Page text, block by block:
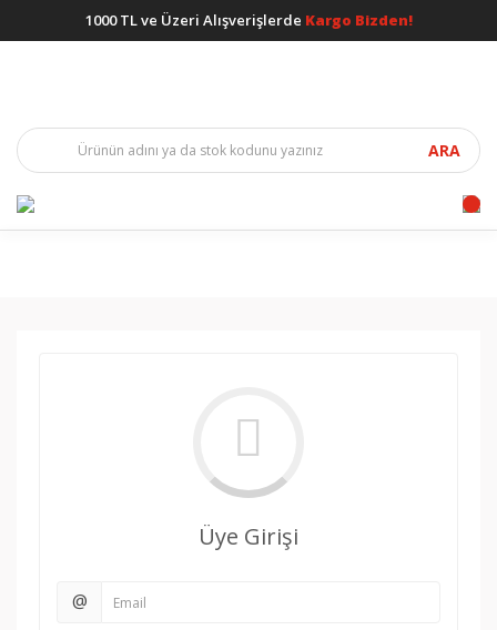
1000 TL ve Üzeri Alışverişlerde Kargo Bizden!
ARA
Üye Girişi
@